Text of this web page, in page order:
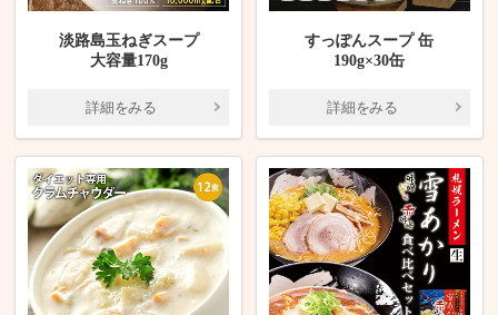
淡路島玉ねぎスープ
大容量170g
詳細をみる
すっぽんスープ 缶
190g×30缶
詳細をみる